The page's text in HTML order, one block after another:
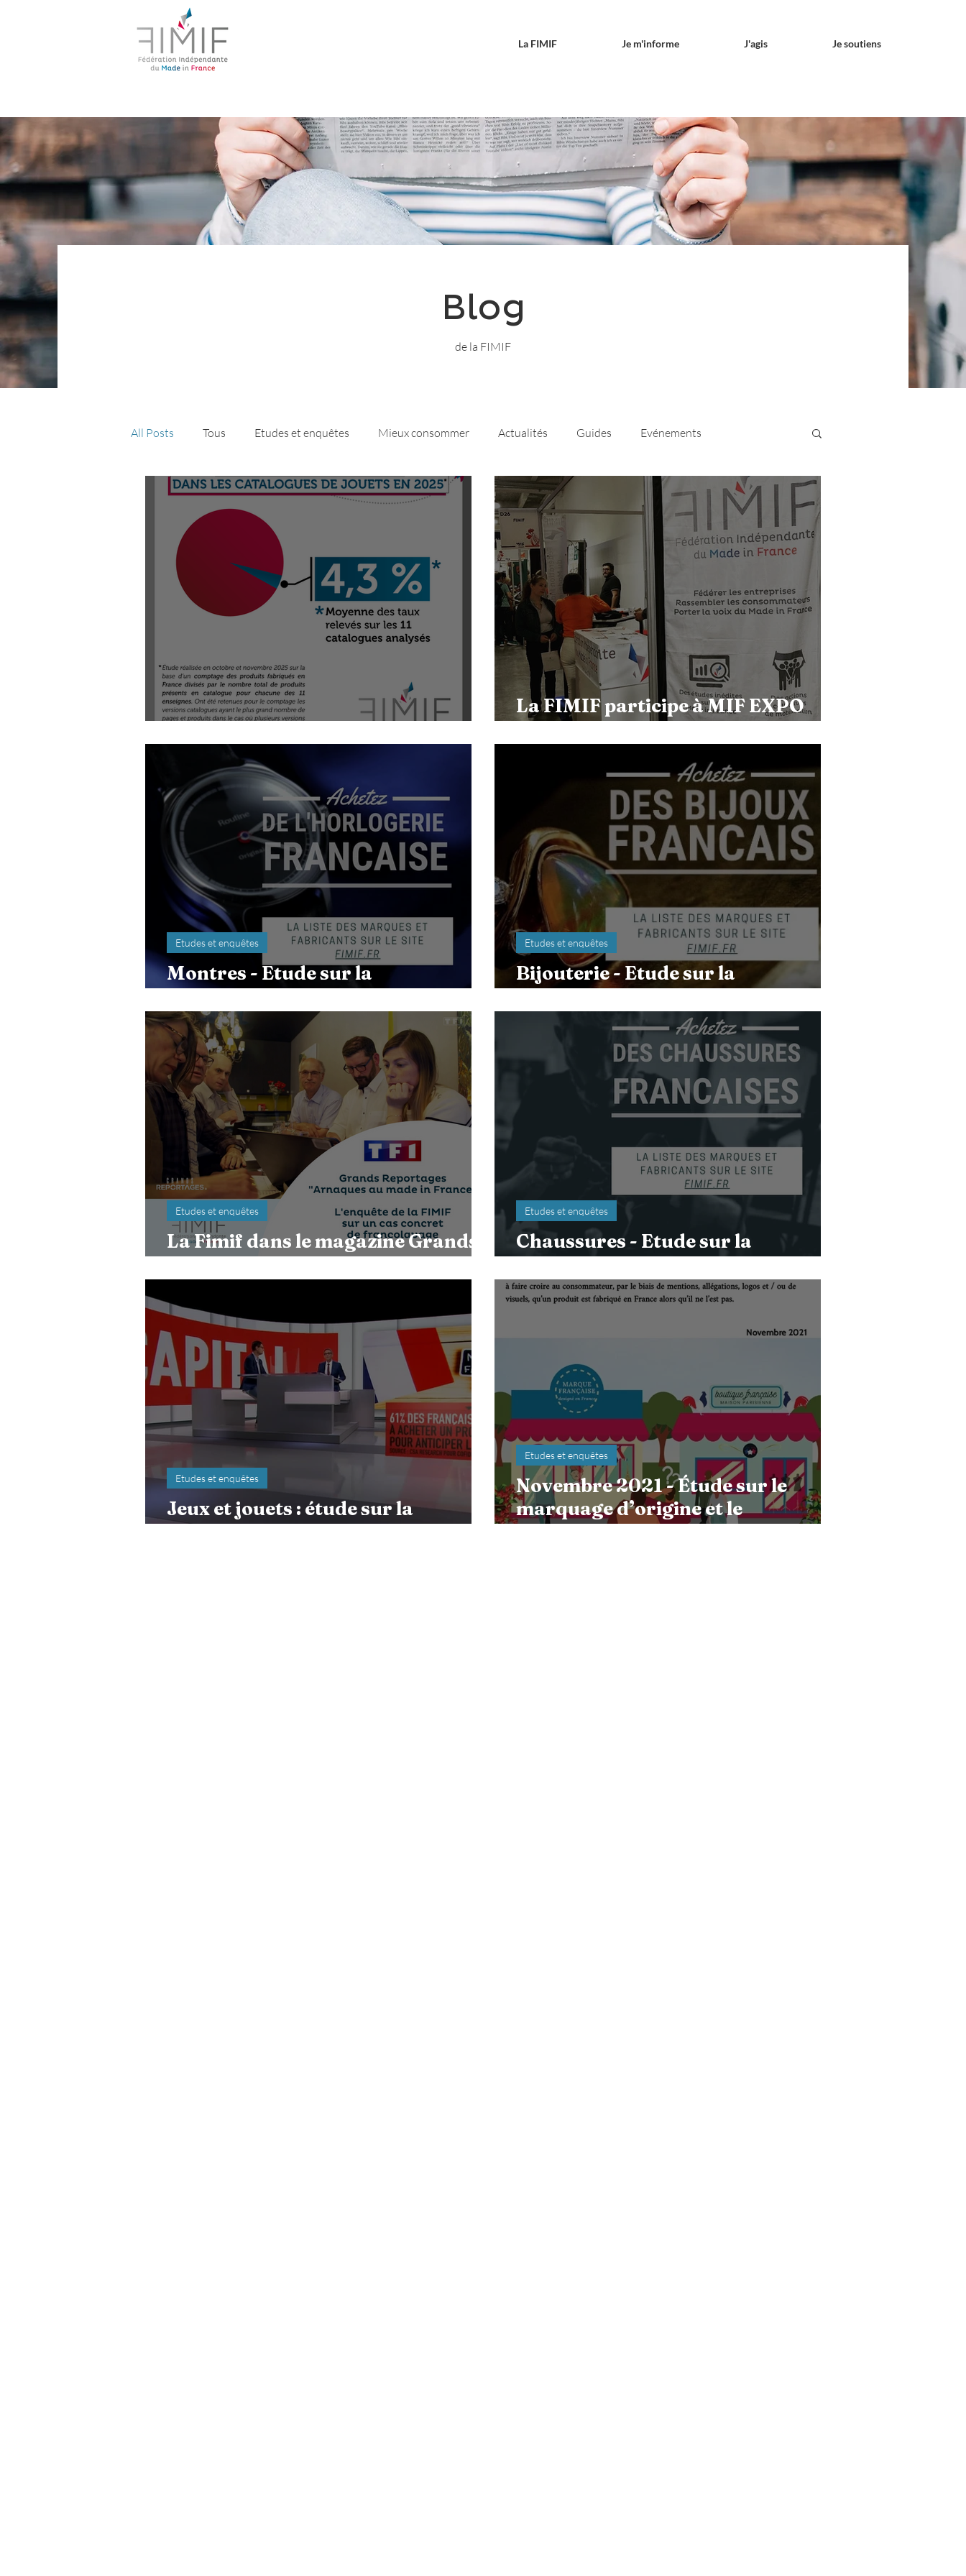
La FIMIF Je m'informe J'agis Je soutiens
Blog
de la FIMIF
All Posts Tous Etudes et enquêtes Mieux consommer Actualités Guides Evénements
Les paniers de la FIMIF Newsletters Réindustrialisation
Etude jouets 2025
La FIMIF participe à MIF EXPO
Lyon
Montres - Etude sur la
réindustrialisation
Etudes et enquêtes
Bijouterie - Etude sur la
réindustrialisation
Etudes et enquêtes
La Fimif dans le magazine Grands
reportages sur TF1
Etudes et enquêtes
Chaussures - Etude sur la
réindustrialisation
Etudes et enquêtes
Jeux et jouets : étude sur la
réindustrialisation
Etudes et enquêtes
Novembre 2021 - Étude sur le
marquage d’origine et le
francolavage
Etudes et enquêtes